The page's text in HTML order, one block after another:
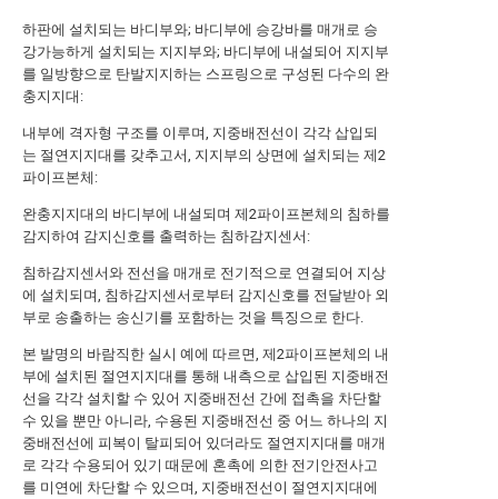
하판에 설치되는 바디부와; 바디부에 승강바를 매개로 승
강가능하게 설치되는 지지부와; 바디부에 내설되어 지지부
를 일방향으로 탄발지지하는 스프링으로 구성된 다수의 완
충지지대:
내부에 격자형 구조를 이루며, 지중배전선이 각각 삽입되
는 절연지지대를 갖추고서, 지지부의 상면에 설치되는 제2
파이프본체:
완충지지대의 바디부에 내설되며 제2파이프본체의 침하를
감지하여 감지신호를 출력하는 침하감지센서:
침하감지센서와 전선을 매개로 전기적으로 연결되어 지상
에 설치되며, 침하감지센서로부터 감지신호를 전달받아 외
부로 송출하는 송신기를 포함하는 것을 특징으로 한다.
본 발명의 바람직한 실시 예에 따르면, 제2파이프본체의 내
부에 설치된 절연지지대를 통해 내측으로 삽입된 지중배전
선을 각각 설치할 수 있어 지중배전선 간에 접촉을 차단할
수 있을 뿐만 아니라, 수용된 지중배전선 중 어느 하나의 지
중배전선에 피복이 탈피되어 있더라도 절연지지대를 매개
로 각각 수용되어 있기 때문에 혼촉에 의한 전기안전사고
를 미연에 차단할 수 있으며, 지중배전선이 절연지지대에